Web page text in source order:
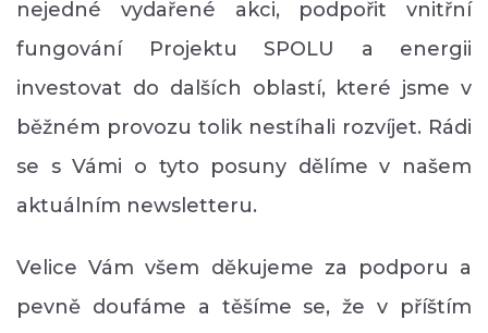
nejedné vydařené akci, podpořit vnitřní
fungování Projektu SPOLU a energii
investovat do dalších oblastí, které jsme v
běžném provozu tolik nestíhali rozvíjet. Rádi
se s Vámi o tyto posuny dělíme v našem
aktuálním newsletteru.
Velice Vám všem děkujeme za podporu a
pevně doufáme a těšíme se, že v příštím